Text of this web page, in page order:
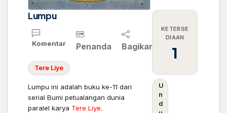
Lumpu
Komentar Penanda Bagikan
Tere Liye
Lumpu ini adalah buku ke-11 dari
serial Bumi petualangan dunia
paralel karya Tere Liye.
KETERSE
DIAAN
1
U
n
d